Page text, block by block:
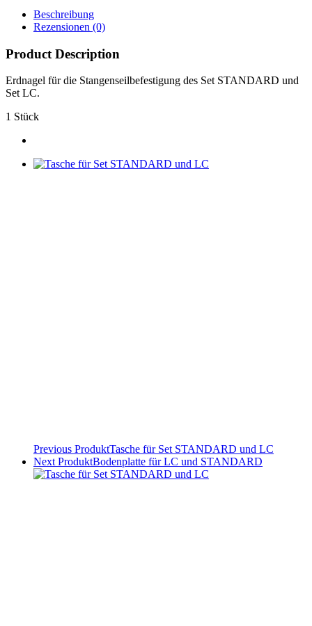
Beschreibung
Rezensionen (0)
Product Description
Erdnagel für die Stangenseilbefestigung des Set STANDARD und
Set LC.
1 Stück
Previous ProduktTasche für Set STANDARD und LC
Next ProduktBodenplatte für LC und STANDARD